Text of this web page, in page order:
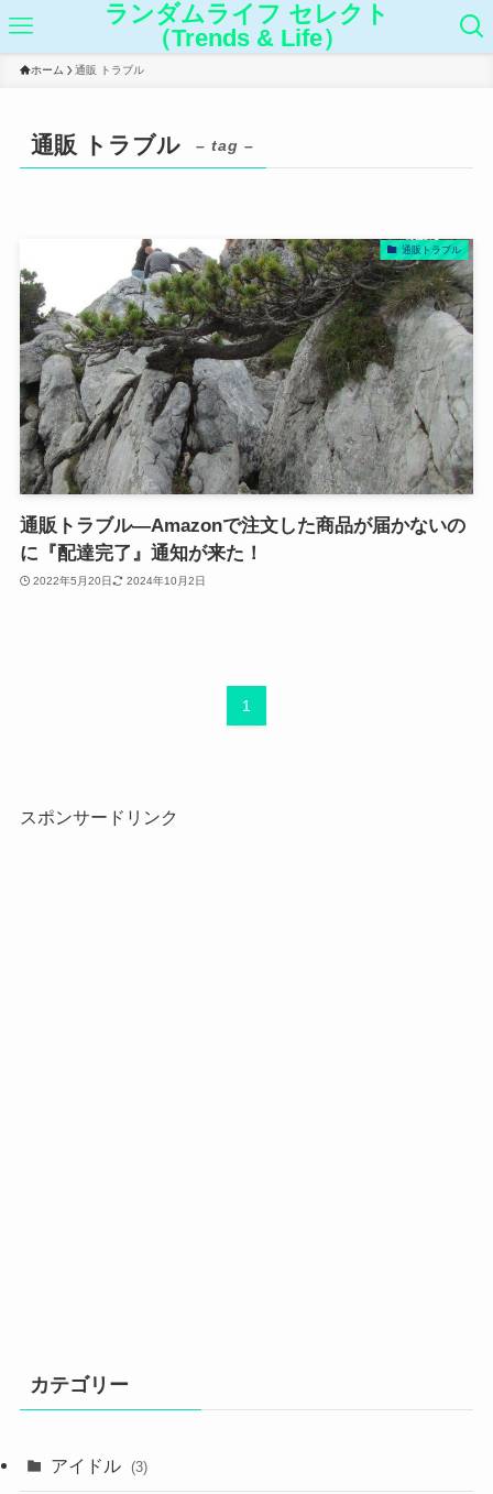
ランダムライフ セレクト
（Trends & Life）
ホーム 通販 トラブル
通販 トラブル – tag –
通販トラブル
通販トラブル―Amazonで注文した商品が届かないの
に『配達完了』通知が来た！
2022年5月20日 2024年10月2日
1
スポンサードリンク
カテゴリー
アイドル (3)